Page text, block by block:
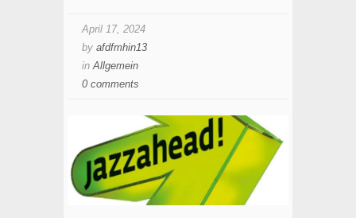
April 17, 2024
by afdfmhin13
inAllgemein
0 comments